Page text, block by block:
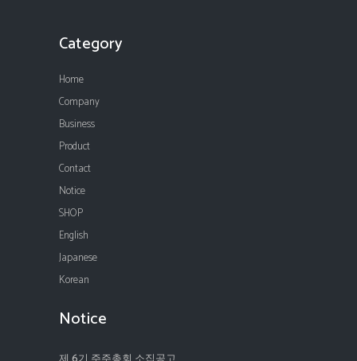
Category
Home
Company
Business
Product
Contact
Notice
SHOP
English
Japanese
Korean
Notice